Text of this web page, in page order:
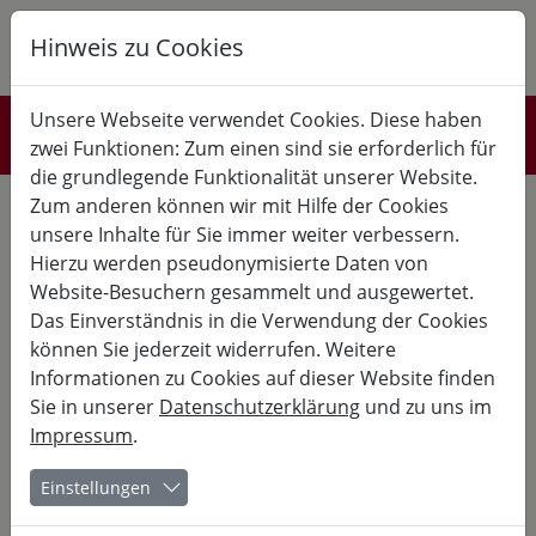
K B
Referent*innen
Zita Sebesvari ist Wissenschaftlerin und Hochschuldozentin mit
langjähriger Lehrerfahrung in den Bereichen Risikominderung
und Anpassung an den Klimawandel. Sie liebt irische Musik
und unterstützt junge Menschen gerne bei Proben und
Workshops.
Meine vergangenen Kurse:
01.10.- 05.10.
Lf
Hinweis zu Cookies
Unsere Webseite verwendet Cookies. Diese haben
zwei Funktionen: Zum einen sind sie erforderlich für
die grundlegende Funktionalität unserer Website.
Zum anderen können wir mit Hilfe der Cookies
unsere Inhalte für Sie immer weiter verbessern.
Hierzu werden pseudonymisierte Daten von
Website-Besuchern gesammelt und ausgewertet.
Das Einverständnis in die Verwendung der Cookies
können Sie jederzeit widerrufen. Weitere
Informationen zu Cookies auf dieser Website finden
Sie in unserer Datenschutzerklärung und zu uns im
Impressum.
Einstellungen